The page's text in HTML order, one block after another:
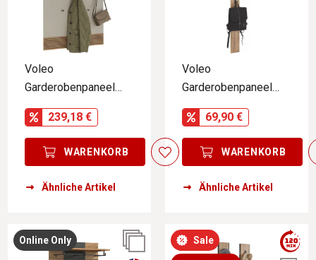
Voleo
Garderobenpaneel
INDO
239,18 €
WARENKORB
Ähnliche Artikel
Voleo
Garderobenpaneel
RIO
69,90 €
WARENKORB
Ähnliche Artikel
Online Only Sale